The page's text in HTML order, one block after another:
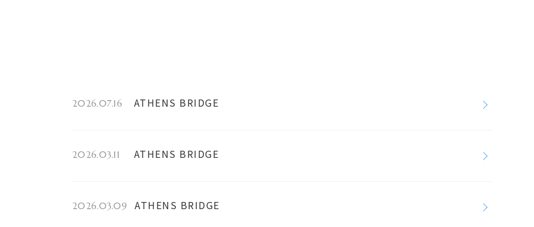
2026.07.16 ATHENS BRIDGE
2026.03.11 ATHENS BRIDGE
2026.03.09 ATHENS BRIDGE